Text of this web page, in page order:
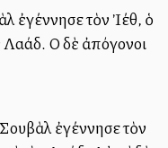
ἐγέννησε τὸν Ἰέθ, ὁ
Οἱ δὲ ἀπόγονοι
ἐγέννησε τὸν